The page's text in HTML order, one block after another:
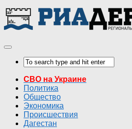
СВО на Украине
Политика
Общество
Экономика
Происшествия
Дагестан